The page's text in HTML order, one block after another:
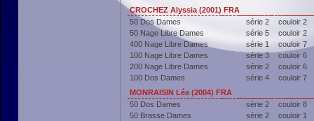
CROCHEZ Alyssia (2001) FRA
50 Dos Dames
série 2
couloir 2
50 Nage Libre Dames
série 5
couloir 2
400 Nage Libre Dames
série 1
couloir 7
100 Nage Libre Dames
série 3
couloir 6
200 Nage Libre Dames
série 2
couloir 6
100 Dos Dames
série 4
couloir 7
MONRAISIN Léa (2004) FRA
50 Dos Dames
série 2
couloir 8
50 Brasse Dames
série 2
couloir 1